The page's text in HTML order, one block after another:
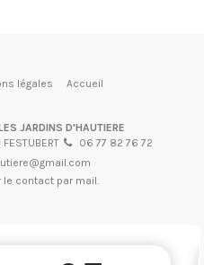
légales Accueil
JARDINS D'HAUTIERE
06 77 82 76 72
contact par mail.